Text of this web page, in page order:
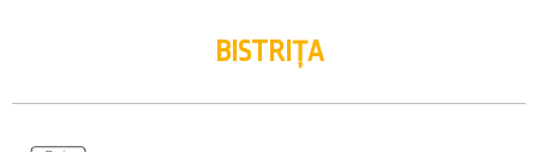
BISTRIȚA